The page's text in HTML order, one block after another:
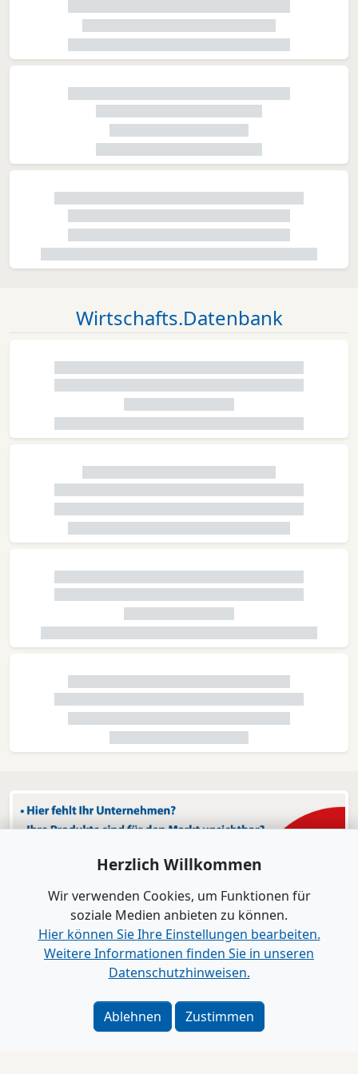
Wirtschafts.Datenbank
Herzlich Willkommen
Wir verwenden Cookies, um Funktionen für
soziale Medien anbieten zu können.
Hier können Sie Ihre Einstellungen bearbeiten.
Weitere Informationen finden Sie in unseren
Datenschutzhinweisen.
Ablehnen Zustimmen